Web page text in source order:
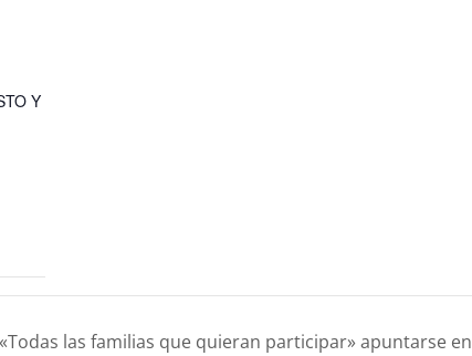
Y
las familias que quieran participar» apuntarse en